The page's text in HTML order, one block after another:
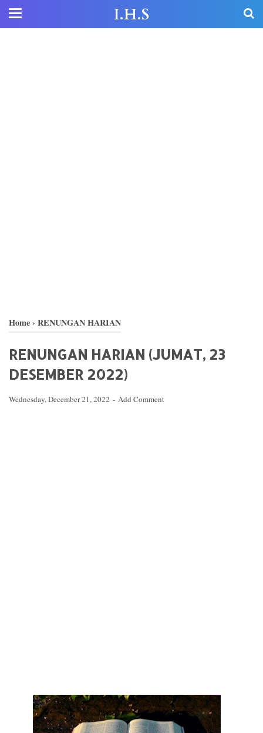
I.H.S
Home› RENUNGAN HARIAN
RENUNGAN HARIAN (JUMAT, 23
DESEMBER 2022)
Wednesday, December 21, 2022 Add Comment